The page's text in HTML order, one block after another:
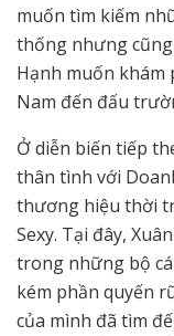
muốn tìm kiếm
thống nhưng cũng
Hạnh muốn khám
Nam đến đấu
Ở diễn biến tiếp
thân tình với
thương hiệu thời
Sexy. Tại đây,
trong những bộ
kém phần quyến
của mình đã tìm